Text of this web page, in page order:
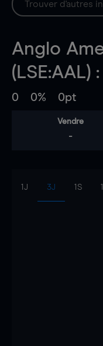
Anglo
0 0% 0pt
Vendre
-
1J 3J 1S